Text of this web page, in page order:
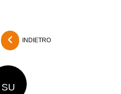
INDIETRO
SU